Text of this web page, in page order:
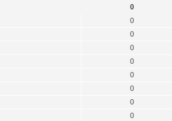
0
0
0
0
0
0
0
0
0